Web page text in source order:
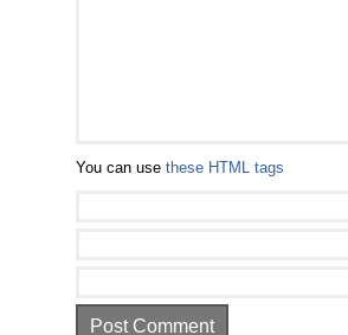
You can use these HTML tags